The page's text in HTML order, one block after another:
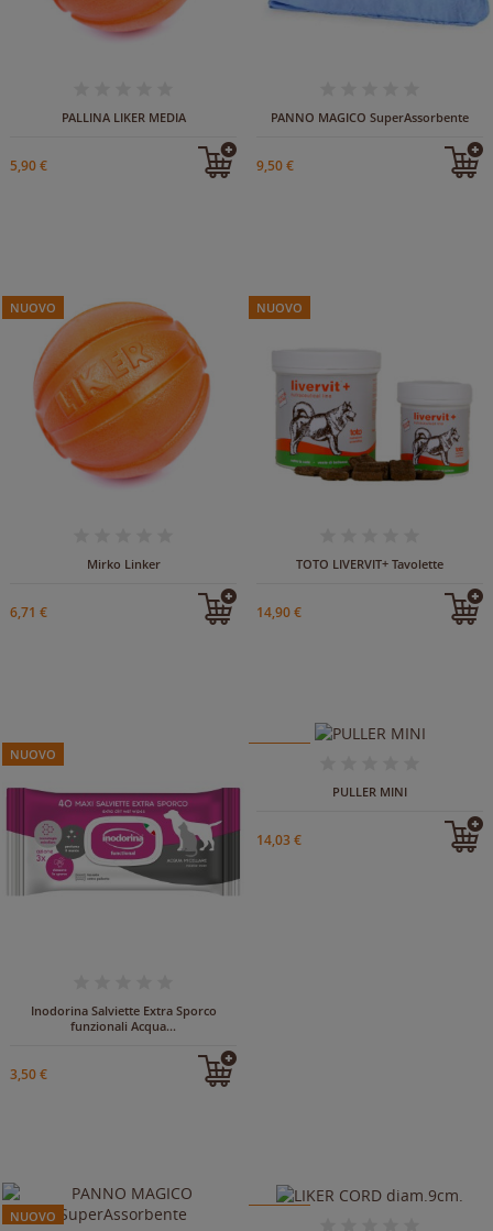
PALLINA LIKER MEDIA
5,90 €
PANNO MAGICO SuperAssorbente
9,50 €
NUOVO
Mirko Linker
6,71 €
NUOVO
TOTO LIVERVIT+ Tavolette
14,90 €
NUOVO
Inodorina Salviette Extra Sporco
funzionali Acqua...
3,50 €
PULLER MINI
14,03 €
NUOVO